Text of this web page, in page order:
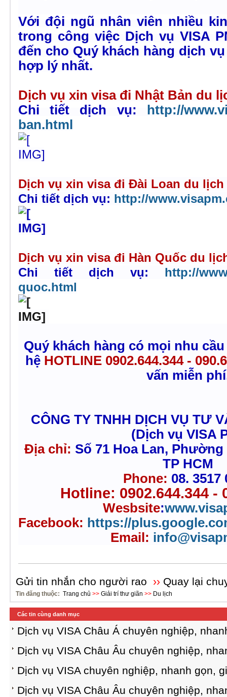
Với đội ngũ nhân viên nhiều
trong công việc Dịch vụ VISA
đến cho Quý khách hàng dịch
hợp lý nhất.
Dịch vụ xin visa đi Nhật Bản du
Chi tiết dịch vụ:
http://
ban.html
Dịch vụ xin visa đi Đài Loan du
Chi tiết dịch vụ: http://
Dịch vụ xin visa đi Hàn Quốc du
Chi tiết dịch vụ:
http://
quoc.html
Quý khách hàng có mọi nhu
hệ HOTLINE 0902.644.344 -
vấn miễn
CÔNG TY TNHH DỊCH VỤ TƯ
(Dịch vụ VISA
Địa chỉ: Số 71 Hoa Lan,
TP HCM
Phone: 08. 3517
Hotline: 0902.644.344 -
Wesbsite:
Facebook: https://
Email:
Gửi tin nhắn cho người rao ›› Quay lại
Tin đăng thuộc: Trang chủ >> Giải trí thư giãn >> Du lịch
Các tin cùng danh mục
Dịch vụ VISA Châu Á chuyên nghiệp,
Dịch vụ VISA Châu Âu chuyên nghiệp,
Dịch vụ VISA chuyên nghiệp, nhanh gọn,
Dịch vụ VISA Châu Âu chuyên nghiệp,